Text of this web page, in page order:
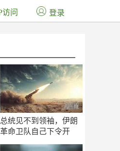
总统见不到领袖，伊朗
革命卫队自己下令开
访问 登录